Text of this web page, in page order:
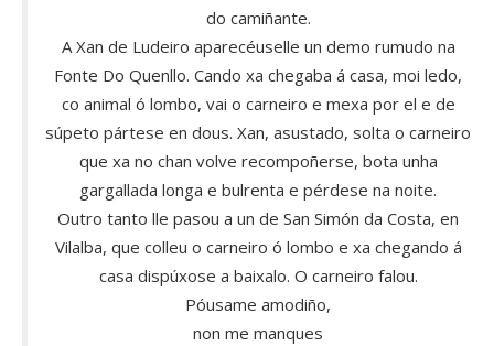
do camiñante.
A Xan de Ludeiro aparecéuselle un demo rumudo na
Fonte Do Quenllo. Cando xa chegaba á casa, moi ledo,
co animal ó lombo, vai o carneiro e mexa por el e de
súpeto pártese en dous. Xan, asustado, solta o carneiro
que xa no chan volve recompoñerse, bota unha
gargallada longa e bulrenta e pérdese na noite.
Outro tanto lle pasou a un de San Simón da Costa, en
Vilalba, que colleu o carneiro ó lombo e xa chegando á
casa dispúxose a baixalo. O carneiro falou.
Póusame amodiño,
non me manques